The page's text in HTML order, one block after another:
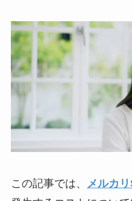
この記事では、 メルカ